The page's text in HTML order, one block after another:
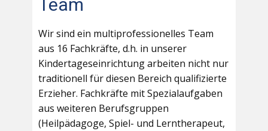
Team
Wir sind ein multiprofessionelles Team
aus 16 Fachkräfte, d.h. in unserer
Kindertageseinrichtung arbeiten nicht nur
traditionell für diesen Bereich qualifizierte
Erzieher. Fachkräfte mit Spezialaufgaben
aus weiteren Berufsgruppen
(Heilpädagoge, Spiel- und Lerntherapeut,